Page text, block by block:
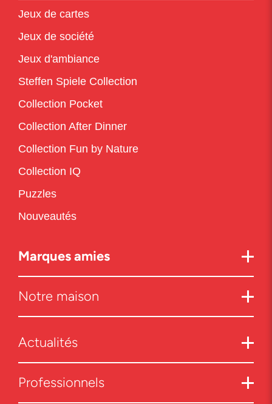
Jeux de cartes
Jeux de société
Jeux d'ambiance
Steffen Spiele Collection
Collection Pocket
Collection After Dinner
Collection Fun by Nature
Collection IQ
Puzzles
Nouveautés
Marques amies
Notre maison
Actualités
Professionnels